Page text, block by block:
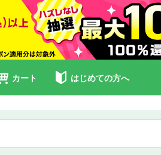
カート はじめての方へ